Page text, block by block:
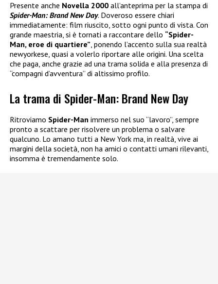
Presente anche Novella 2000 all’anteprima per la stampa di
Spider-Man: Brand New Day. Doveroso essere chiari
immediatamente: film riuscito, sotto ogni punto di vista. Con
grande maestria, si è tornati a raccontare dello “Spider-
Man, eroe di quartiere”, ponendo l’accento sulla sua realtà
newyorkese, quasi a volerlo riportare alle origini. Una scelta
che paga, anche grazie ad una trama solida e alla presenza di
“compagni d’avventura” di altissimo profilo.
La trama di Spider-Man: Brand New Day
Ritroviamo Spider-Man immerso nel suo “lavoro”, sempre
pronto a scattare per risolvere un problema o salvare
qualcuno. Lo amano tutti a New York ma, in realtà, vive ai
margini della società, non ha amici o contatti umani rilevanti,
insomma è tremendamente solo.